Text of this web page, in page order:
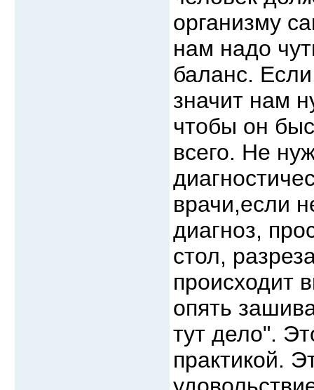
организму
нам надо
баланс.
значит нам
чтобы он
всего. Не
врачи,если
диагноз,
стол,
происходит
опять
тут дело".
практикой.